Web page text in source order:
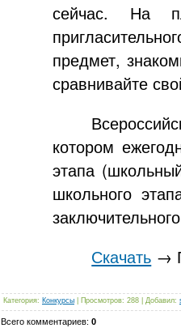
сейчас. На
предмет,
сравнивайте
котором
этапа
школьного
Скачать →
Категория: Конкурсы Просмотров: 288 Добавил:
Всего комментариев: 0